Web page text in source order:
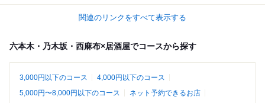
関連のリンクをすべて表示する
六本木・乃木坂・西麻布×居酒屋でコースから探す
3,000円以下のコース
4,000円以下のコース
5,000円〜8,000円以下のコース
ネット予約できるお店